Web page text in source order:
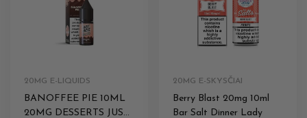
20MG E-LIQUIDS
BANOFFEE PIE 10ML
20MG DESSERTS JUST
20MG E-SKYSČIAI
Berry Blast 20mg 10ml
Bar Salt Dinner Lady